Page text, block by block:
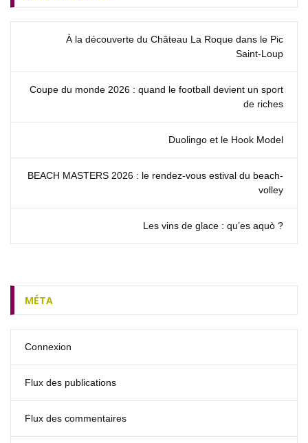
À la découverte du Château La Roque dans le Pic
Saint‑Loup
Coupe du monde 2026 : quand le football devient un sport
de riches
Duolingo et le Hook Model
BEACH MASTERS 2026 : le rendez‑vous estival du beach-
volley
Les vins de glace : qu’es aquò ?
MÉTA
Connexion
Flux des publications
Flux des commentaires